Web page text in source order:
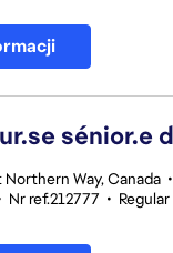
sénior.e
Way, Canada •
Nr ref.212777 •